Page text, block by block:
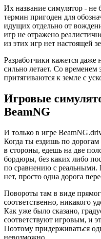
Их название симулятор - не
термин пригоден для
идущих отдельно от
игр не отражено
из этих игр нет настоящей
Разработчики кажется даже
сильно летает. Со временем
притягиваются к земле с
Игровые
BeamNG
И только в игре
Когда ты ездишь по дорогам
в стороны, едешь на две
бордюры, без каких либо
по сравнению с реальными.
нет, просто одна дорога
Повороты там в виде
соответственно, никакого
Как уже было сказано,
соответствуют игровым, и
Поэтому придерживаться
невозможно.